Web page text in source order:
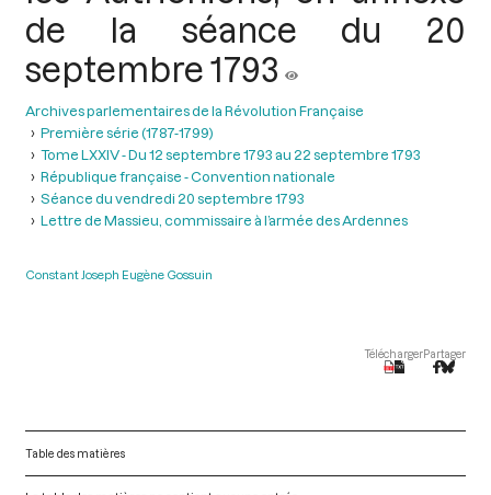
de la séance du 20
septembre 1793
Archives parlementaires de la Révolution Française
Première série (1787-1799)
Tome LXXIV - Du 12 septembre 1793 au 22 septembre 1793
République française - Convention nationale
Séance du vendredi 20 septembre 1793
Lettre de Massieu, commissaire à l’armée des Ardennes
Constant Joseph Eugène Gossuin
TéléchargerPartager
Table des matières